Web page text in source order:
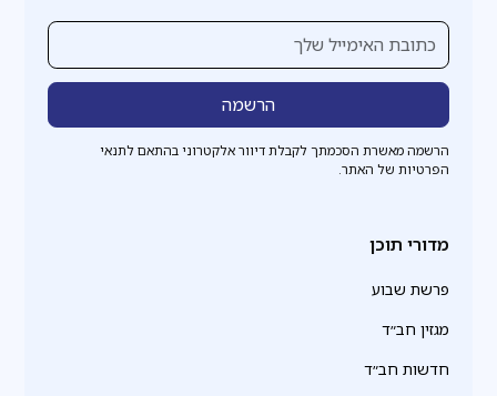
הרשמה מאשרת הסכמתך לקבלת דיוור אלקטרוני בהתאם לתנאי
הפרטיות של האתר.
מדורי תוכן
פרשת שבוע
מגזין חב״ד
חדשות חב״ד